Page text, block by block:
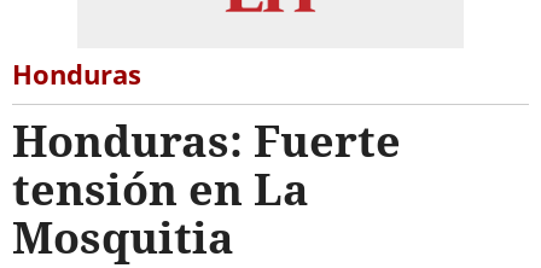
Honduras
Honduras: Fuerte
tensión en La
Mosquitia